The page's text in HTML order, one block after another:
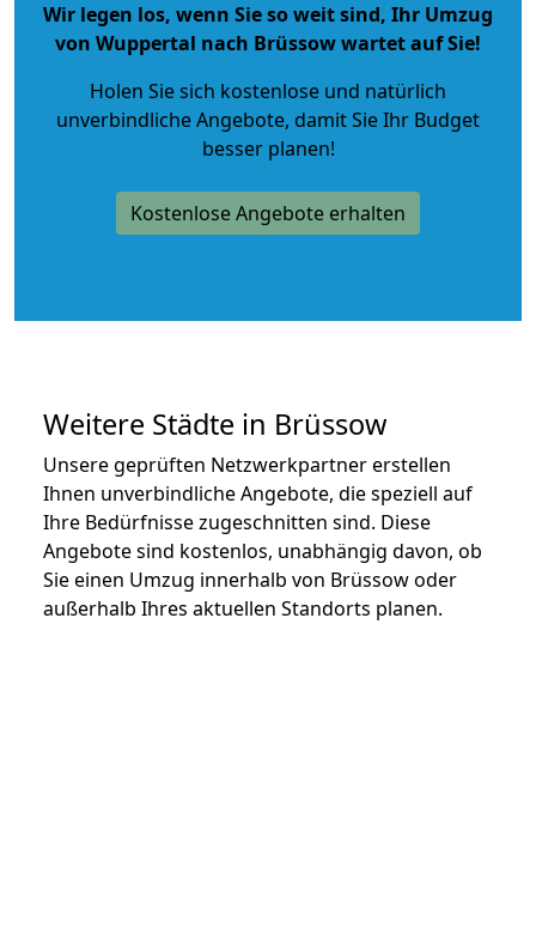
Wir legen los, wenn Sie so weit sind, Ihr Umzug
von Wuppertal nach Brüssow wartet auf Sie!
Holen Sie sich kostenlose und natürlich
unverbindliche Angebote, damit Sie Ihr Budget
besser planen!
Kostenlose Angebote erhalten
Weitere Städte in Brüssow
Unsere geprüften Netzwerkpartner erstellen
Ihnen unverbindliche Angebote, die speziell auf
Ihre Bedürfnisse zugeschnitten sind. Diese
Angebote sind kostenlos, unabhängig davon, ob
Sie einen Umzug innerhalb von Brüssow oder
außerhalb Ihres aktuellen Standorts planen.